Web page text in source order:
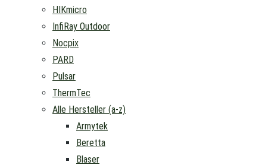
HIKmicro
InfiRay Outdoor
Nocpix
PARD
Pulsar
ThermTec
Alle Hersteller (a-z)
Armytek
Beretta
Blaser